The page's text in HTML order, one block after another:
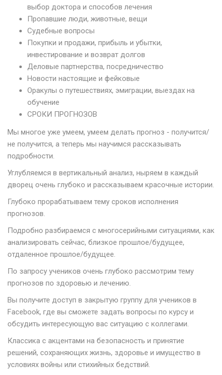
выбор доктора и способов лечения
Пропавшие люди, животные, вещи
Судебные вопросы
Покупки и продажи, прибыль и убытки,
инвестирование и возврат долгов
Деловые партнерства, посредничество
Новости настоящие и фейковые
Оракулы о путешествиях, эмиграции, выездах на
обучение
СРОКИ ПРОГНОЗОВ
Мы многое уже умеем, умеем делать прогноз - получится/
не получится, а теперь мы научимся рассказывать
подробности.
Углубляемся в вертикальный анализ, ныряем в каждый
дворец очень глубоко и рассказываем красочные истории.
Глубоко прорабатываем тему сроков исполнения
прогнозов.
Подробно разбираемся с многосерийными ситуациями, как
анализировать сейчас, близкое прошлое/будущее,
отдаленное прошлое/будущее.
По запросу учеников очень глубоко рассмотрим тему
прогнозов по здоровью и лечению.
Вы получите доступ в закрытую группу для учеников в
Facebook, где вы сможете задать вопросы по курсу и
обсудить интересующую вас ситуацию с коллегами.
Классика с акцентами на безопасность и принятие
решений, сохраняющих жизнь, здоровье и имущество в
условиях войны или стихийных бедствий.